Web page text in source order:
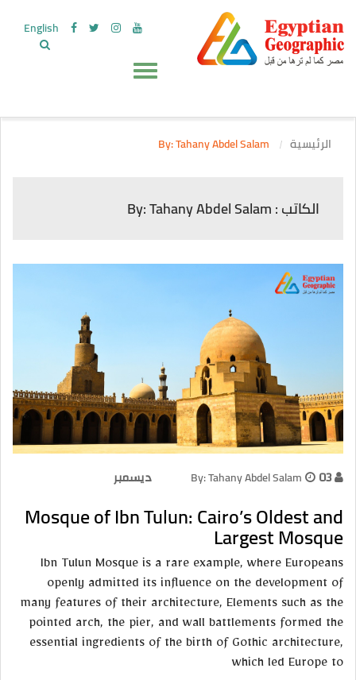
English
الرئيسية
الكاتب : By: Tahany Abdel Salam
By: Tahany Abdel Salam 03 ديسمبر
Mosque of Ibn Tulun: Cairo’s Oldest and
Largest Mosque
Ibn Tulun Mosque is a rare example, where Europeans
openly admitted its influence on the development of
many features of their architecture, Elements such as the
pointed arch, the pier, and wall battlements formed the
essential ingredients of the birth of Gothic architecture,
which led Europe to